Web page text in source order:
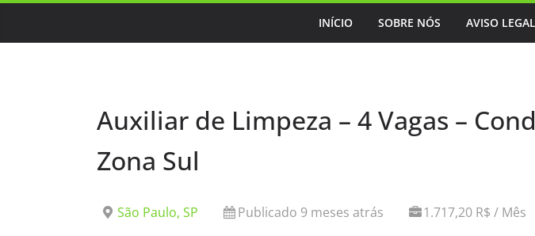
INÍCIO SOBRE NÓS AVISO LEGAL
Auxiliar de Limpeza – 4 Vagas –
Zona Sul
São Paulo, SP Publicado 9 meses atrás 1.717,20 R$ / Mês